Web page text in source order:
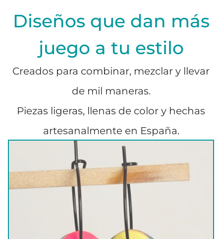
Diseños que dan más
juego a tu estilo
Creados para combinar, mezclar y llevar
de mil maneras.
Piezas ligeras, llenas de color y hechas
artesanalmente en España.